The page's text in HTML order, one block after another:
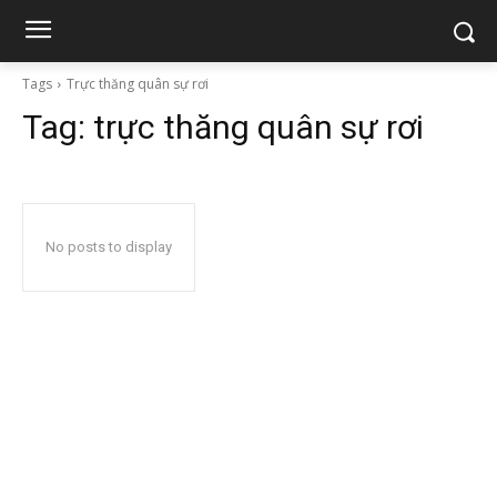
Tags Trực thăng quân sự rơi
Tag: trực thăng quân sự rơi
No posts to display